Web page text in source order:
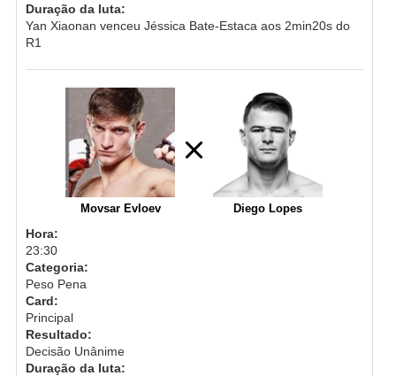
Duração da luta:
Yan Xiaonan venceu Jéssica Bate-Estaca aos 2min20s do
R1
Movsar Evloev Diego Lopes
Hora:
23:30
Categoria:
Peso Pena
Card:
Principal
Resultado:
Decisão Unânime
Duração da luta: